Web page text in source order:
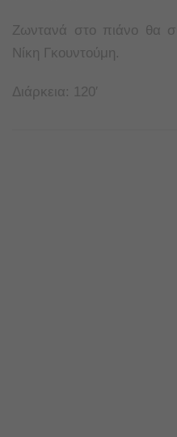
Ζωντανά στο πιάνο θα
Νίκη Γκουντούμη.
Διάρκεια: 120′